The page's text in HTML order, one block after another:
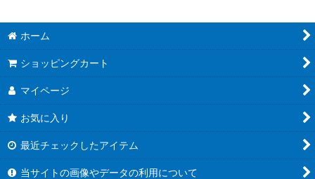
ホーム
ショッピングカート
マイページ
お気に入り
最近チェックしたアイテム
当サイトの画像やデータの利用について